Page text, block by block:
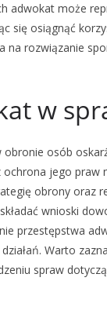
adwokat może
się osiągnąć
rozwiązanie
w
osób
jego praw
obrony oraz
wnioski
przestępstwa
Warto
spraw